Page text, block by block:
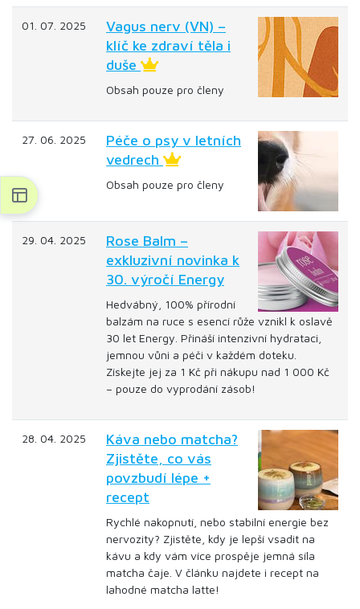
01. 07. 2025
Vagus nerv (VN) –
klíč ke zdraví těla i
duše
Obsah pouze pro členy
27. 06. 2025
Péče o psy v letních
vedrech
Obsah pouze pro členy
29. 04. 2025
Rose Balm –
exkluzivní novinka k
30. výročí Energy
Hedvábný, 100% přírodní
balzám na ruce s esencí růže vznikl k oslavě
30 let Energy. Přináší intenzivní hydrataci,
jemnou vůni a péči v každém doteku.
Získejte jej za 1 Kč při nákupu nad 1 000 Kč
– pouze do vyprodání zásob!
28. 04. 2025
Káva nebo matcha?
Zjistěte, co vás
povzbudí lépe +
recept
Rychlé nakopnutí, nebo stabilní energie bez
nervozity? Zjistěte, kdy je lepší vsadit na
kávu a kdy vám více prospěje jemná síla
matcha čaje. V článku najdete i recept na
lahodné matcha latte!